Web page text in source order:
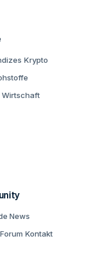
Krypto
Wirtschaft
News
Kontakt